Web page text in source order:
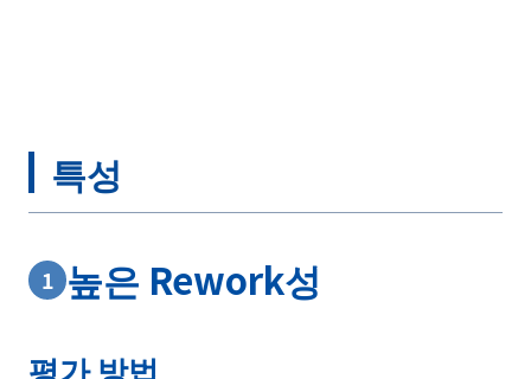
특성
1 높은 Rework성
평가 방법